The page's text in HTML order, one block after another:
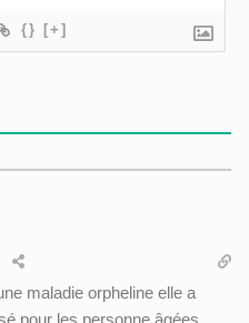
{} [+]
maladie orpheline elle a